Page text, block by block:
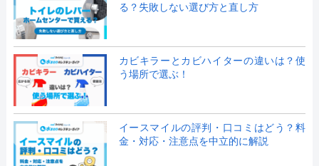
る？失敗しない選び方と直し方
カビキラーとカビハイターの違いは？使
う場所で選ぶ！
イースマイルの評判・口コミはどう？料
金・対応・注意点を中立的に解説